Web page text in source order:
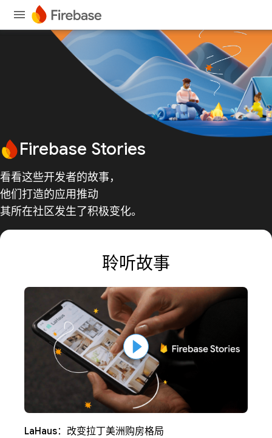
Firebase Stories
看看这些开发者的故事，
他们打造的应用推动
其所在社区发生了积极变化。
聆听故事
LaHaus：改变拉丁美洲购房格局